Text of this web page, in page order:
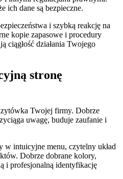
ich dane są bezpieczne.
i szybką reakcję na
kopie zapasowe i procedury
ciągłość działania Twojego
stronę
Twojej firmy. Dobrze
uwagę, buduje zaufanie i
w intuicyjne menu, czytelny układ
Dobrze dobrane kolory,
i profesjonalną identyfikację